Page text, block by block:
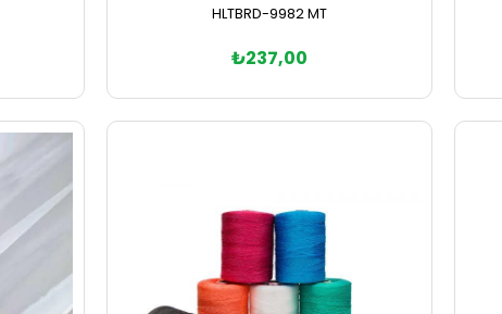
HLTBRD-9982 MT
₺237,00
Sepete Ekle